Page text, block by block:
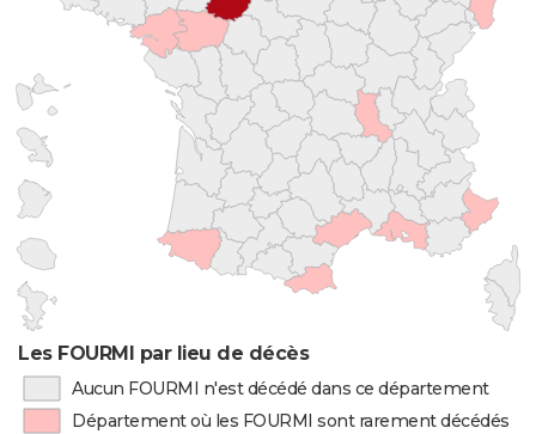
Les FOURMI par lieu de décès
Aucun FOURMI n'est décédé dans ce département
Département où les FOURMI sont rarement décédés